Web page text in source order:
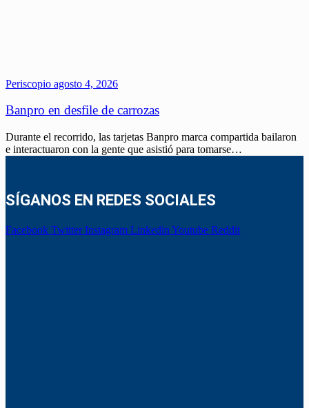
Periscopio agosto 4, 2026
Banpro en desfile de carrozas
Durante el recorrido, las tarjetas Banpro marca compartida bailaron
e interactuaron con la gente que asistió para tomarse…
SÍGANOS EN REDES SOCIALES
Facebook Twitter Instagram Linkedin Youtube Reddit